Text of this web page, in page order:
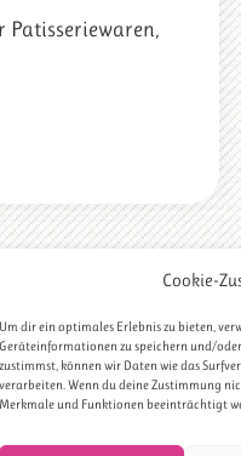
Cookie-
Um dir ein optimales Erlebnis zu bieten,
Geräteinformationen zu speichern und/
zustimmst, können wir Daten wie das
verarbeiten. Wenn du deine Zustimmung
Merkmale und Funktionen beeinträchtigt
Patisseriewaren,
Matthias Ludwigs